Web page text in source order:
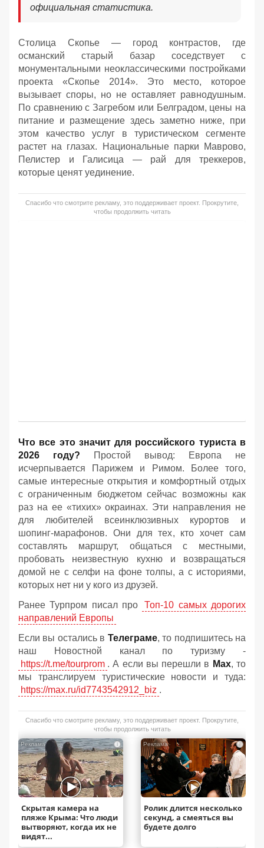
официальная статистика.
Столица Скопье — город контрастов, где
османский старый базар соседствует с
монументальными неоклассическими постройками
проекта «Скопье 2014». Это место, которое
вызывает споры, но не оставляет равнодушным.
По сравнению с Загребом или Белградом, цены на
питание и размещение здесь заметно ниже, при
этом качество услуг в туристическом сегменте
растет на глазах. Национальные парки Маврово,
Пелистер и Галисица — рай для треккеров,
которые ценят уединение.
Спасибо что смотрите рекламу, это поддерживает проект. Прокрутите,
чтобы продолжить читать
Что все это значит для российского туриста в
2026 году? Простой вывод: Европа не
исчерпывается Парижем и Римом. Более того,
самые интересные открытия и комфортный отдых
с ограниченным бюджетом сейчас возможны как
раз на ее «тихих» окраинах. Эти направления не
для любителей всеинклюзивных курортов и
шопинг-марафонов. Они для тех, кто хочет сам
составлять маршрут, общаться с местными,
пробовать неизвестную кухню и возвращаться
домой не с селфи на фоне толпы, а с историями,
которых нет ни у кого из друзей.
Ранее Турпром писал про
Топ-10 самых дорогих
направлений Европы
Если вы остались в Телеграме, то подпишитесь на
наш Новостной канал по туризму -
https://t.me/tourprom . А если вы перешли в Мах, то
мы транслируем туристические новости и туда:
https://max.ru/id7743542912_biz .
Спасибо что смотрите рекламу, это поддерживает проект. Прокрутите,
чтобы продолжить читать
i
Скрытая камера на
пляже Крыма: Что люди
вытворяют, когда их не
видят...
i
Ролик длится несколько
секунд, а смеяться вы
будете долго